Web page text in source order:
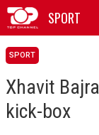
SPORT
SPORT
Xhavit
kick-box